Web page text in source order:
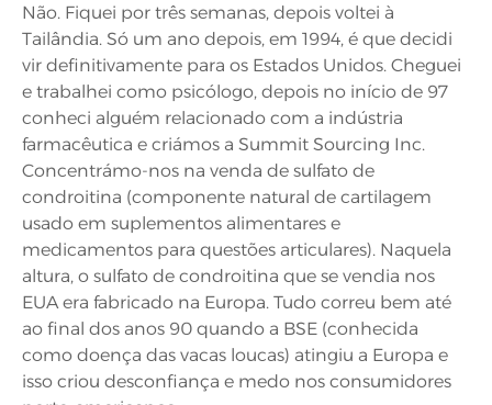
Não. Fiquei por três semanas, depois voltei à
Tailândia. Só um ano depois, em 1994, é que decidi
vir definitivamente para os Estados Unidos. Cheguei
e trabalhei como psicólogo, depois no início de 97
conheci alguém relacionado com a indústria
farmacêutica e criámos a Summit Sourcing Inc.
Concentrámo-nos na venda de sulfato de
condroitina (componente natural de cartilagem
usado em suplementos alimentares e
medicamentos para questões articulares). Naquela
altura, o sulfato de condroitina que se vendia nos
EUA era fabricado na Europa. Tudo correu bem até
ao final dos anos 90 quando a BSE (conhecida
como doença das vacas loucas) atingiu a Europa e
isso criou desconfiança e medo nos consumidores